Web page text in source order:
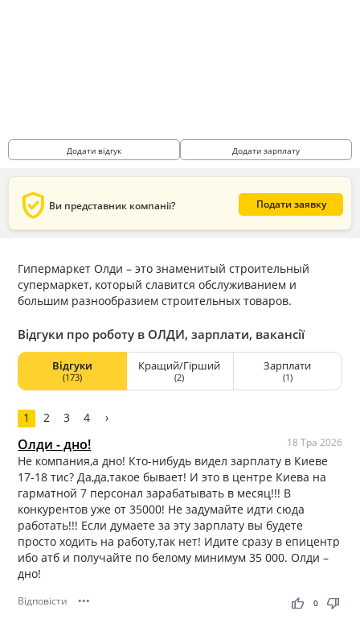
Додати відгук Додати зарплату
verified_user Ви представник компанії? Подати заявку
Гипермаркет Олди – это знаменитый строительный
супермаркет, который славится обслуживанием и
большим разнообразием строительных товаров.
Відгуки про роботу в ОЛДИ, зарплати, вакансії
Відгуки
(173)
Кращий/Гірший
(2)
Зарплати
(1)
1 2 3 4 ›
Олди - дно! 18 Тра 2026
Не компания,а дно! Кто-нибудь видел зарплату в Киеве
17-18 тис? Да,да,такое бывает! И это в центре Киева на
гарматной 7 персонал зарабатывать в месяц!!! В
конкурентов уже от 35000! Не задумайте идти сюда
работать!!! Если думаете за эту зарплату вы будете
просто ходить на работу,так нет! Идите сразу в епицентр
ибо атб и получайте по белому минимум 35 000. Олди –
дно!
Відповісти ••• thumb_up thumb_down
0